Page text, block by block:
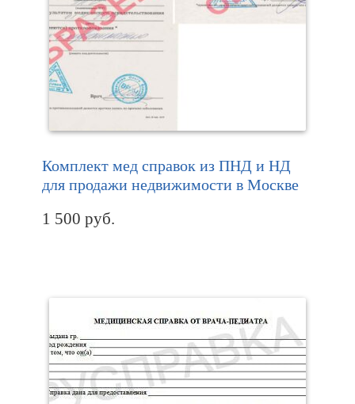
Комплект мед справок из ПНД и НД
для продажи недвижимости в Москве
1 500 руб.